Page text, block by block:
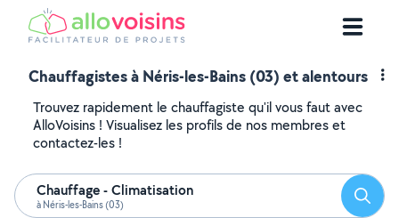
Chauffagistes à Néris-les-Bains (03) et alentours
Trouvez rapidement le chauffagiste qu'il vous faut avec
AlloVoisins ! Visualisez les profils de nos membres et
contactez-les !
Chauffage - Climatisation
à Néris-les-Bains (03)